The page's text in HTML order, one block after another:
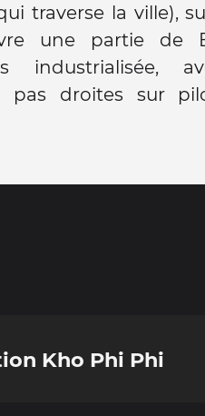
traverse la ville),
une partie de
industrialisée,
pas droites sur
comprend un
vu ça,
au dernier
Kho Phi Phi